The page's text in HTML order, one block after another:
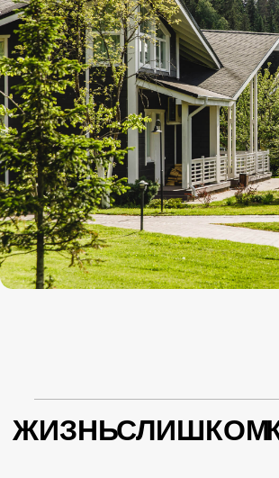
©2023. Все права защищены.
Контакты
О компании
Главная
О НАС
Индивидуальные путешествия
Коллекция путешествий
УСЛУГИ
Специальные предложения